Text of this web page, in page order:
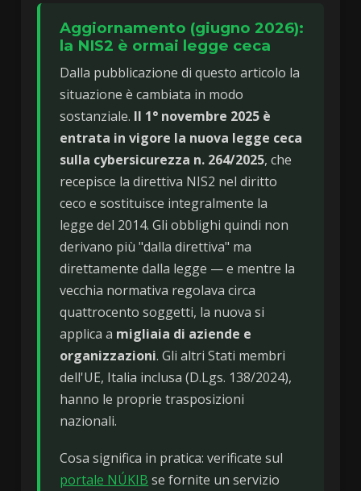
Aggiornamento (giugno 2026):
la NIS2 è ormai legge ceca
Dalla pubblicazione di questo articolo la
situazione è cambiata in modo
sostanziale. Il 1° novembre 2025 è
entrata in vigore la nuova legge ceca
sulla cybersicurezza n. 264/2025, che
recepisce la direttiva NIS2 nel diritto
ceco e sostituisce integralmente la
legge del 2014. Gli obblighi quindi non
derivano più "dalla direttiva" ma
direttamente dalla legge — e mentre la
vecchia normativa regolava circa
quattrocento soggetti, la nuova si
applica a migliaia di aziende e
organizzazioni. Gli altri Stati membri
dell'UE, Italia inclusa (D.Lgs. 138/2024),
hanno le proprie trasposizioni
nazionali.
Cosa significa in pratica: verificate sul
portale NÚKIB se fornite un servizio